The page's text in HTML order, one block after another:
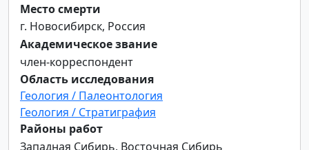
Место смерти
г. Новосибирск, Россия
Академическое звание
член-корреспондент
Область исследования
Геология / Палеонтология
Геология / Стратиграфия
Районы работ
Западная Сибирь, Восточная Сибирь